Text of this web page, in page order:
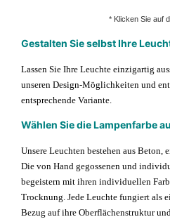
E
c
e
t
e
L
i
* Klicken Sie auf
Gestalten Sie selbst Ihre
Lassen Sie Ihre Leuchte einzigartig
unseren Design-Möglichkeiten und
entsprechende Variante.
Wählen Sie die Lampenfarbe
Unsere Leuchten bestehen aus
Die von Hand gegossenen und
begeistern mit ihren individuellen
Trocknung. Jede Leuchte fungiert als
Bezug auf ihre Oberflächenstruktur